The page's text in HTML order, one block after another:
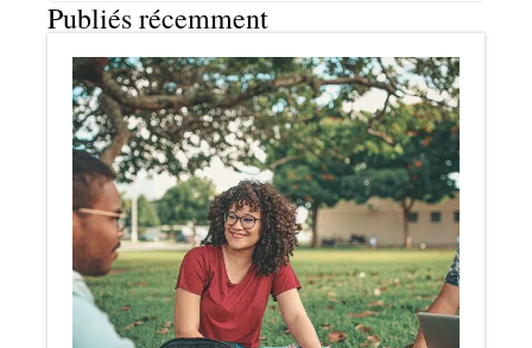
Publiés récemment